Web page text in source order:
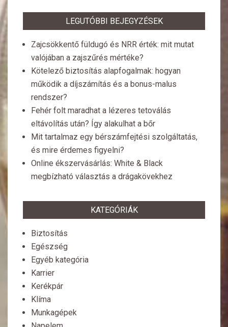
LEGUTÓBBI BEJEGYZÉSEK
Zajcsökkentő füldugó és NRR érték: mit mutat
valójában a zajszűrés mértéke?
Kötelező biztosítás alapfogalmak: hogyan
működik a díjszámítás és a bonus-malus
rendszer?
Fehér folt maradhat a lézeres tetoválás
eltávolítás után? Így alakulhat a bőr
Mit tartalmaz egy bérszámfejtési szolgáltatás,
és mire érdemes figyelni?
Online ékszervásárlás: White & Black
megbízható választás a drágakövekhez
KATEGÓRIÁK
Biztosítás
Egészség
Egyéb kategória
Karrier
Kerékpár
Klíma
Munkagépek